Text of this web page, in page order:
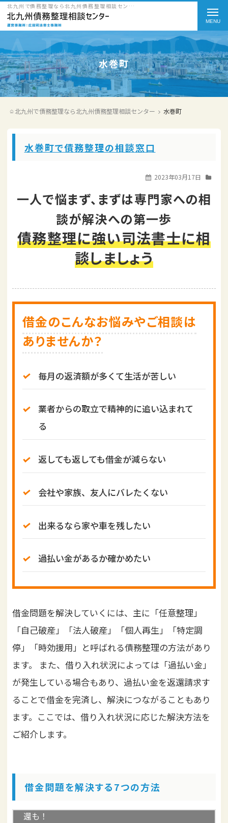
北九州で債務整理なら北九州債務整理相談センターのカテゴリー（対応エリア） 水巻町をご紹介
水巻町
北九州で債務整理なら北九州債務整理相談センター 水巻町
水巻町で債務整理の相談窓口
2023年03月17日
一人で悩まず、まずは専門家への相
談が解決への第一歩
債務整理に強い司法書士に相
談しましょう
借金のこんなお悩みやご相談は
ありませんか？
毎月の返済額が多くて生活が苦しい
業者からの取立で精神的に追い込まれて
る
返しても返しても借金が減らない
会社や家族、友人にバレたくない
出来るなら家や車を残したい
過払い金があるか確かめたい
借金問題を解決していくには、主に「任意整理」
「自己破産」「法人破産」「個人再生」「特定調
停」「時効援用」と呼ばれる債務整理の方法があり
ます。 また、借り入れ状況によっては「過払い金」
が発生している場合もあり、過払い金を返還請求す
ることで借金を完済し、解決につながることもあり
ます。ここでは、借り入れ状況に応じた解決方法を
ご紹介します。
借金問題を解決する7つの方法
還も！
t
o
g
g
l
e